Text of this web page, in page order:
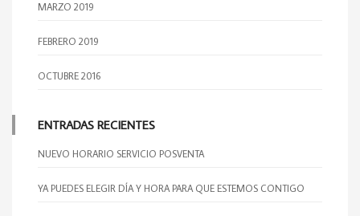
MARZO 2019
FEBRERO 2019
OCTUBRE 2016
ENTRADAS RECIENTES
NUEVO HORARIO SERVICIO POSVENTA
YA PUEDES ELEGIR DÍA Y HORA PARA QUE ESTEMOS CONTIGO